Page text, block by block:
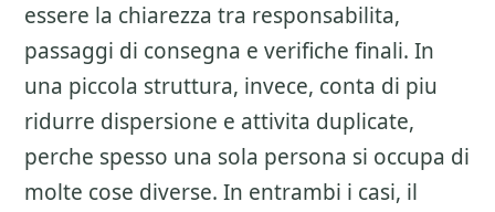
essere la chiarezza tra responsabilita,
passaggi di consegna e verifiche finali. In
una piccola struttura, invece, conta di piu
ridurre dispersione e attivita duplicate,
perche spesso una sola persona si occupa di
molte cose diverse. In entrambi i casi, il